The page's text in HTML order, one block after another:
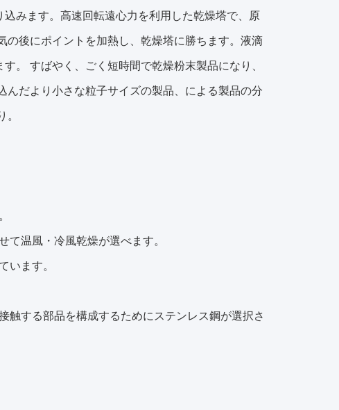
みます。 高速回転遠心力を利用した乾燥塔で、原
後にポイントを加熱し、乾燥塔に勝ちます。液滴
。 すばやく、ごく短時間で乾燥粉末製品になり、
んだより小さな粒子サイズの製品、による製品の分
。
て温風・冷風乾燥が選べます。
います。
触する部品を構成するためにステンレス鋼が選択さ